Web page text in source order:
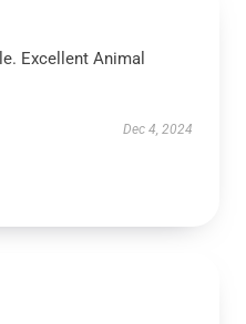
Excellent Animal
Dec 4, 2024